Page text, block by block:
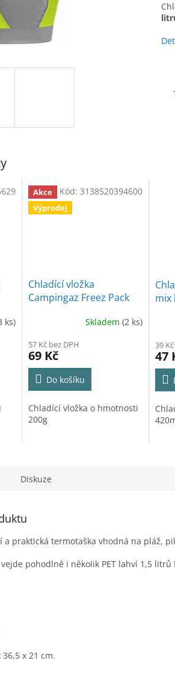
ks)
Akce
Výprodej
Chladící vložka
Campingaz Freez Pack
Skladem (2 ks)
57 Kč bez DPH
69 Kč
Do košíku
Chladící vložka o hmotnosti
200g
Kód: 3138520394600
mix
39
47
Diskuze
a praktická termotaška vhodná na pláž,
pohodlně i několik PET lahví 1,5 litrů
x 21 cm.